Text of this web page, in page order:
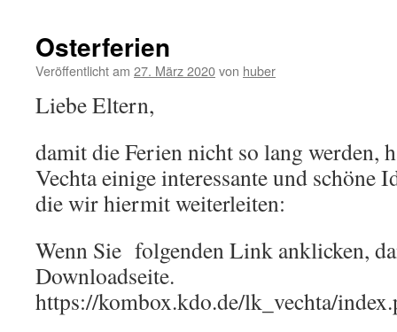
Osterferien
Veröffentlicht am 27. März 2020von huber
Liebe Eltern,
damit die Ferien nicht so lang werden,
Vechta einige interessante und schöne
die wir hiermit weiterleiten:
Wenn Sie folgenden Link anklicken,
Downloadseite.
https://kombox.kdo.de/lk_vechta/